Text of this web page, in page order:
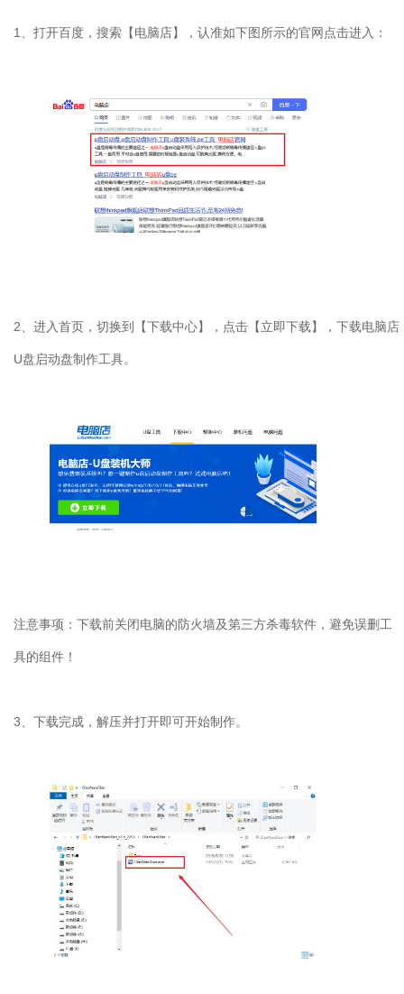
1、打开百度，搜索【电脑店】，认准如下图所示的官网点击进入：
2 、进入首页，切换到【下载中心】，点击【立即下载】，下载电脑店
U盘启动盘制作工具。
注意事项：下载前关闭电脑的防火墙及第三方杀毒软件，避免误删工
具的组件！
3 、下载完成，解压并打开即可开始制作。